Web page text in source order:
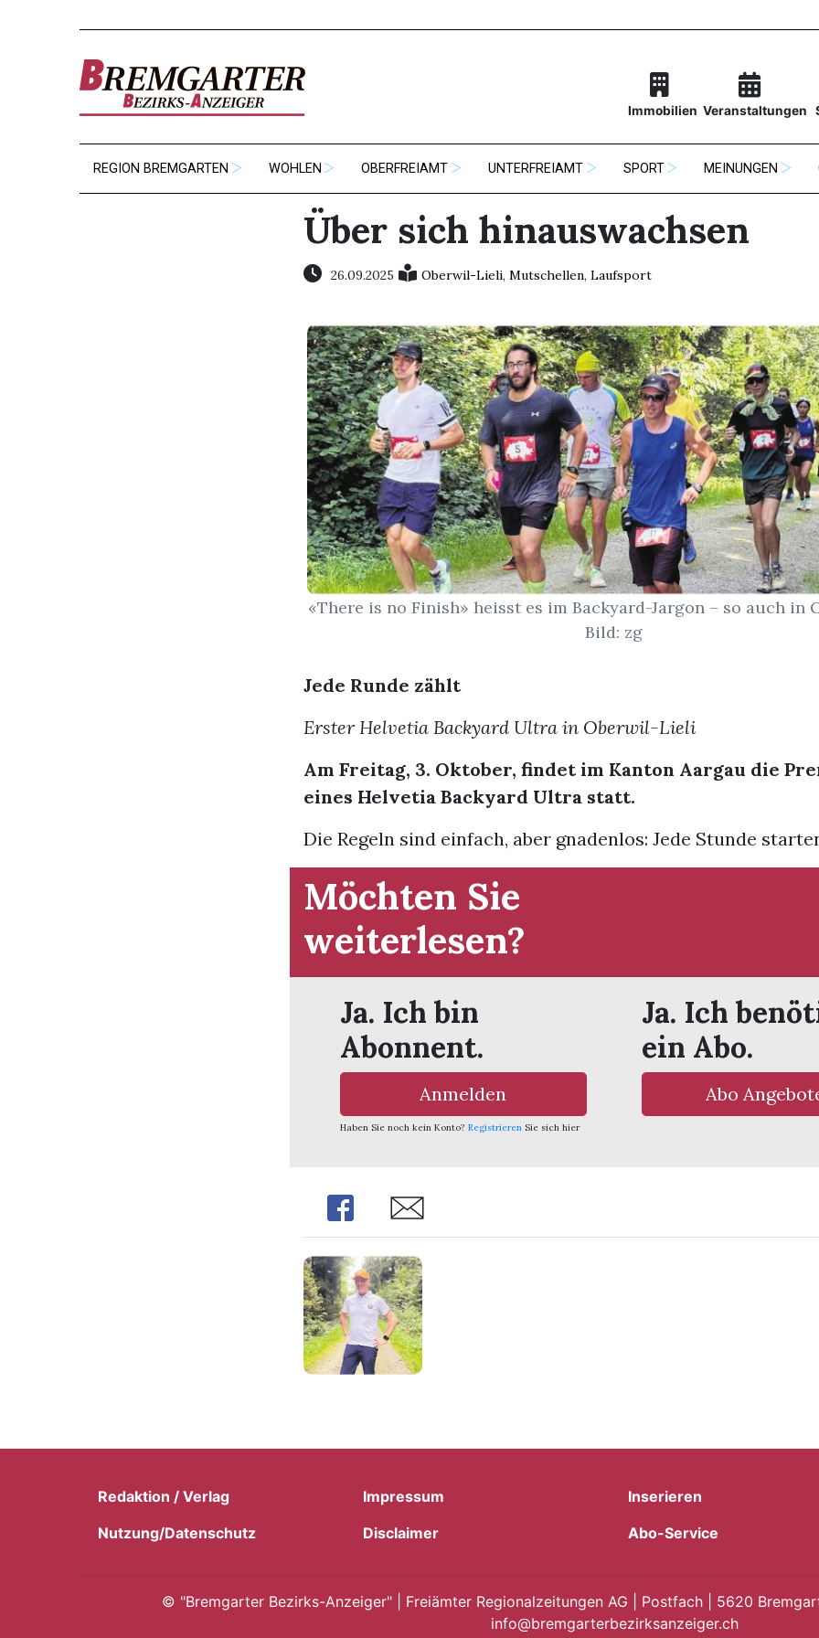
Immobilien Veranstaltungen
REGION BREMGARTEN WOHLEN OBERFREIAMT UNTERFREIAMT SPORT MEINUNGEN
Über sich hinauswachsen
26.09.2025 Oberwil-Lieli, Mutschellen, Laufsport
«There is no Finish» heisst es im Backyard-Jargon – so auch in
Bild: zg
Jede Runde zählt
Erster Helvetia Backyard Ultra in Oberwil-Lieli
Am Freitag, 3. Oktober, findet im Kanton Aargau die
eines Helvetia Backyard Ultra statt.
Die Regeln sind einfach, aber gnadenlos: Jede Stunde
Möchten Sie
weiterlesen?
Ja. Ich bin
Abonnent.
Anmelden
Haben Sie noch kein Konto? Registrieren Sie sich hier
Ja. Ich
ein Abo.
Abo
Share Share
Redaktion / Verlag Impressum
Inserieren
Nutzung/Datenschutz
Disclaimer Abo-Service
© "Bremgarter Bezirks-Anzeiger" | Freiämter Regionalzeitungen AG | Postfach | 5620
info@bremgarterbezirksanzeiger.ch